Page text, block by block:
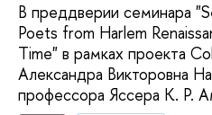
В преддверии семинара
Poets from Harlem
Time" в рамках проекта
Александра Викторовна
профессора Яссера К. Р.